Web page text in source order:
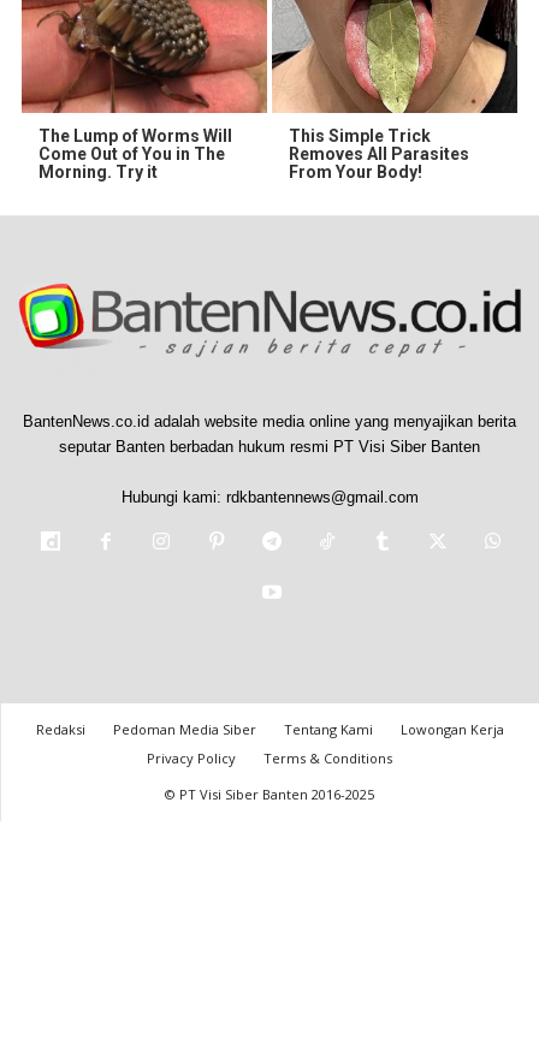
The Lump of Worms Will
Come Out of You in The
Morning. Try it
This Simple Trick
Removes All Parasites
From Your Body!
BantenNews.co.id adalah website media online yang menyajikan berita
seputar Banten berbadan hukum resmi PT Visi Siber Banten
Hubungi kami: rdkbantennews@gmail.com
Redaksi Pedoman Media Siber Tentang Kami
Lowongan Kerja
Privacy Policy
Terms & Conditions
© PT Visi Siber Banten 2016-2025